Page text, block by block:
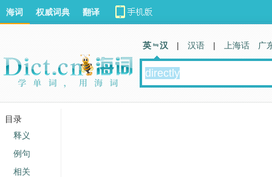
海词 权威词典 翻译
英 汉 | 汉语 | 上海话 广
目录
释义
例句
相关